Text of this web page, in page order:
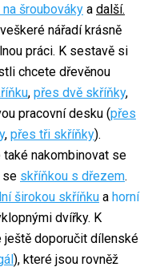
na šroubováky a další.
nářadí krásně
práci. K sestavě si
chcete dřevěnou
, přes dvě skříňky,
pracovní desku (přes
, přes tři skříňky).
nakombinovat se
se skříňkou s dřezem.
širokou skříňku a horní
dvířky. K
doporučit dílenské
), které jsou rovněž